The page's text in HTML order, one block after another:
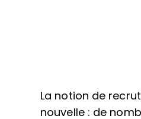
La notion de
nouvelle : de